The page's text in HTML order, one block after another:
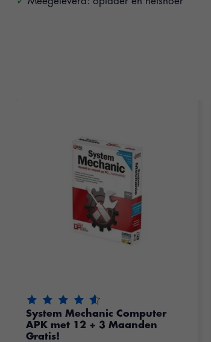
De beoordeling van dit product is
System Mechanic Computer
APK met 12 + 3 Maanden
Gratis!